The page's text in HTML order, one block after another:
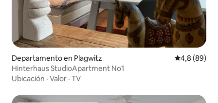
Departamento en Plagwitz Calificación
4,8 (89)
Hinterhaus StudioApartment No1
Ubicación · Valor · TV